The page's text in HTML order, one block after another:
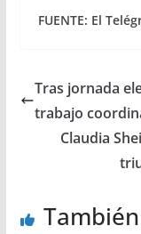
FUENTE: El
Tras jornada
trabajo
Claudia